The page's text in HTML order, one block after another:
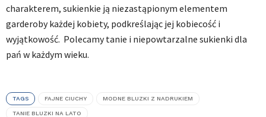
charakterem, sukienkie ją niezastąpionym elementem
garderoby każdej kobiety, podkreślając jej kobiecość i
wyjątkowość. Polecamy tanie i niepowtarzalne sukienki dla
pań w każdym wieku.
TAGS FAJNE CIUCHY MODNE BLUZKI Z NADRUKIEM
TANIE BLUZKI NA LATO